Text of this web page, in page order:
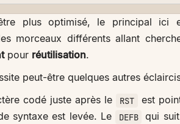
plus optimisé, le principal ici
morceaux différents allant
pour réutilisation.
peut-être quelques autres
codé juste après le RST est
syntaxe est levée. Le
DEFB qui